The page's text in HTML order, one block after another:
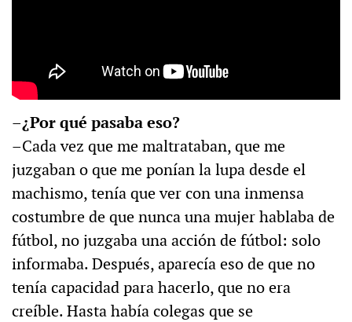
–¿Por qué pasaba eso?
–Cada vez que me maltrataban, que me
juzgaban o que me ponían la lupa desde el
machismo, tenía que ver con una inmensa
costumbre de que nunca una mujer hablaba de
fútbol, no juzgaba una acción de fútbol: solo
informaba. Después, aparecía eso de que no
tenía capacidad para hacerlo, que no era
creíble. Hasta había colegas que se